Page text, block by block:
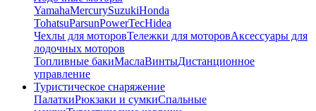
YamahaMercurySuzukiHonda
TohatsuParsunPowerTecHidea
Чехлы для моторовТележки для моторовАксессуары для
лодочных моторов
Топливные бакиМаслаВинтыДистанционное
управление
Туристическое снаряжение
ПалаткиРюкзаки и сумкиСпальные